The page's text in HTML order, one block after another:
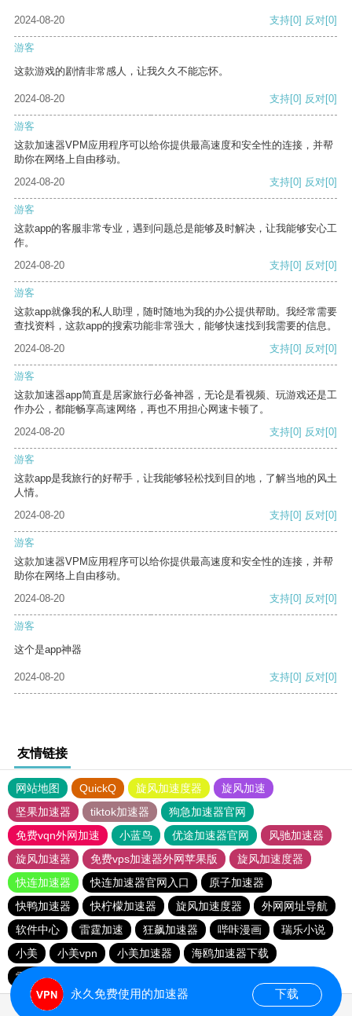
2024-08-20 支持[0] 反对[0]
游客
这款游戏的剧情非常感人，让我久久不能忘怀。
2024-08-20 支持[0] 反对[0]
游客
这款加速器VPM应用程序可以给你提供最高速度和安全性的连接，并帮
助你在网络上自由移动。
2024-08-20
支持[0] 反对[0]
游客
这款app的客服非常专业，遇到问题总是能够及时解决，让我能够安心工
作。
2024-08-20
支持[0] 反对[0]
游客
这款app就像我的私人助理，随时随地为我的办公提供帮助。我经常需要
查找资料，这款app的搜索功能非常强大，能够快速找到我需要的信息。
2024-08-20
支持[0] 反对[0]
游客
这款加速器app简直是居家旅行必备神器，无论是看视频、玩游戏还是工
作办公，都能畅享高速网络，再也不用担心网速卡顿了。
2024-08-20
支持[0] 反对[0]
游客
这款app是我旅行的好帮手，让我能够轻松找到目的地，了解当地的风土
人情。
2024-08-20
支持[0] 反对[0]
游客
这款加速器VPM应用程序可以给你提供最高速度和安全性的连接，并帮
助你在网络上自由移动。
2024-08-20
支持[0] 反对[0]
游客
这个是app神器
2024-08-20 支持[0] 反对[0]
友情链接
网站地图 QuickQ 旋风加速度器
旋风加速
坚果加速器
tiktok加速器
狗急加速器官网
免费vqn外网加速
小蓝鸟 优途加速器官网
风驰加速器
旋风加速器
免费vps加速器外网苹果版
旋风加速度器
快连加速器
快连加速器官网入口
原子加速器
快鸭加速器
快柠檬加速器 旋风加速度器
外网网址导航
软件中心
雷霆加速 狂飙加速器 哔咔漫画
瑞乐小说
小美
小美vpn 小美加速器
海鸥加速器下载
雷霆加速版ins
永久免费使用的加速器 下载